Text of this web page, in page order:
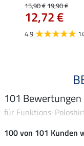
15,90 €19,90 €
12,72 €
4.9
101 Bewertungen
für Funktions-
100 von 101 Kunden